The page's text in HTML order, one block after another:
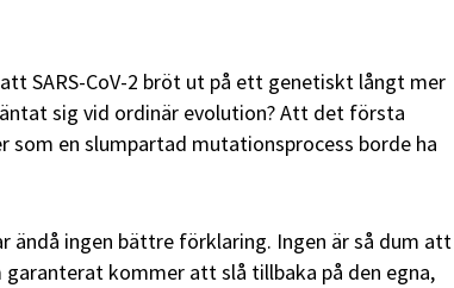
SARS-CoV-2 bröt ut på ett genetiskt långt mer
sig vid ordinär evolution? Att det första
som en slumpartad mutationsprocess borde ha
ändå ingen bättre förklaring. Ingen är så dum att
kommer att slå tillbaka på den egna,